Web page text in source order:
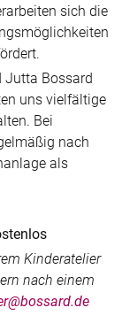
sich die
Jutta Bossard
uns vielfältige
Bei
nach
als
Kinderatelier
nach einem